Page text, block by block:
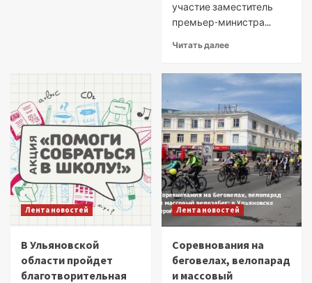
участие заместитель
премьер-министра...
Читать далее
Лента новостей
В Ульяновской
области пройдет
благотворительная
Лента новостей
Соревнования на
беговелах, велопарад
и массовый